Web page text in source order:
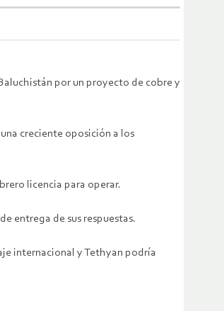
por un proyecto de cobre y
creciente oposición a los
licencia para operar.
entrega de sus respuestas.
internacional y Tethyan podría